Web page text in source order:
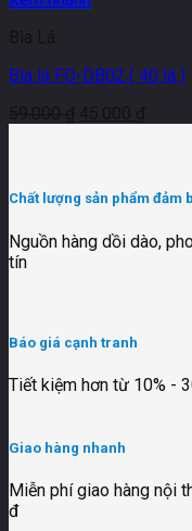
Bìa Lá
Bìa lá FO-DB02 ( 40 lá )
59.000₫ 45.000 ₫
Chất lượng sản phẩm đảm
Nguồn hàng dồi dào,
tín
Báo giá cạnh tranh
Tiết kiệm hơn từ 10% -
Giao hàng nhanh
Miễn phí giao hàng nội
đ